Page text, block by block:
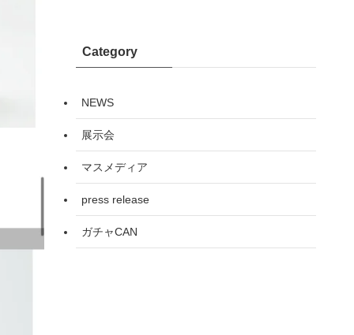
Category
NEWS
展示会
マスメディア
press release
ガチャCAN